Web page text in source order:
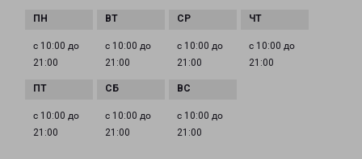
с 10:00 до
21:00
с 10:00 до
21:00
с 10:00 до
21:00
с 10:00 до
21:00
с 10:00 до
21:00
с 10:00 до
21:00
с 10:00 до
21:00